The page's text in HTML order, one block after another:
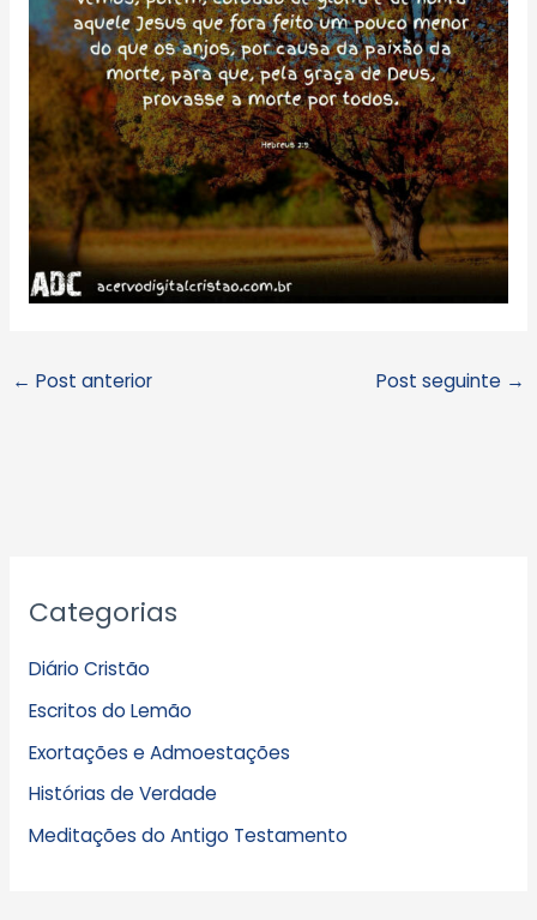
← Post anterior Post seguinte →
Categorias
Diário Cristão
Escritos do Lemão
Exortações e Admoestações
Histórias de Verdade
Meditações do Antigo Testamento
r
i
v
o
s